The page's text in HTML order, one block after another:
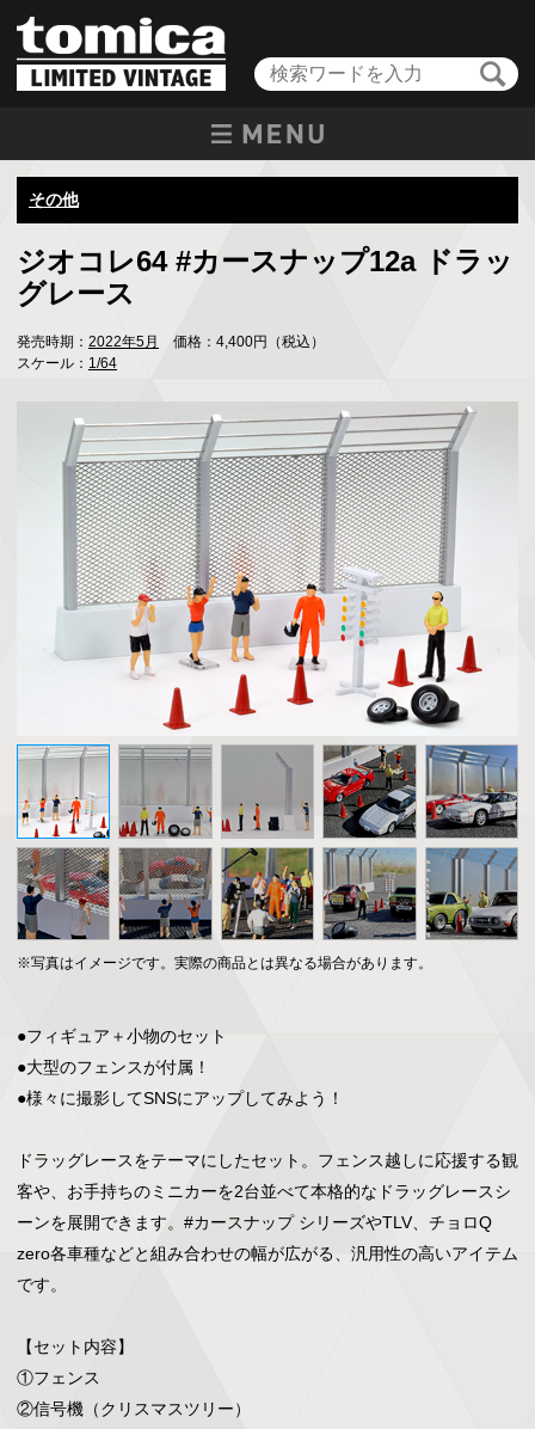
その他
ジオコレ64 #カースナップ12a ドラッ
グレース
発売時期： 2022年5月
価格：4,400円（税込）
スケール： 1/64
※写真はイメージです。実際の商品とは異なる場合があります。
●フィギュア＋小物のセット
●大型のフェンスが付属！
●様々に撮影してSNSにアップしてみよう！
ドラッグレースをテーマにしたセット。フェンス越しに応援する観
客や、お手持ちのミニカーを2台並べて本格的なドラッグレースシ
ーンを展開できます。#カースナップ シリーズやTLV、チョロQ
zero各車種などと組み合わせの幅が広がる、汎用性の高いアイテム
です。
【セット内容】
①フェンス
②信号機（クリスマスツリー）